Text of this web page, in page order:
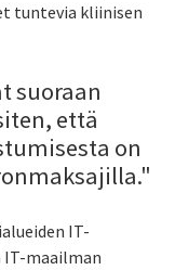
tuntevia kliinisen
suoraan
että
on
IT-
maailman